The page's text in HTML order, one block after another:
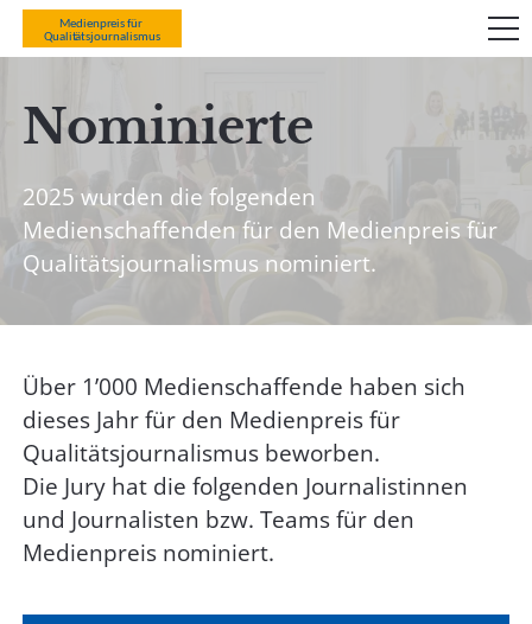
Nominierte
2025 wurden die folgenden
Medienschaffenden für den Medienpreis für
Qualitätsjournalismus nominiert.
Über 1’000 Medienschaffende haben sich
dieses Jahr für den Medienpreis für
Qualitätsjournalismus beworben.
Die Jury hat die folgenden Journalistinnen
und Journalisten bzw. Teams für den
Medienpreis nominiert.